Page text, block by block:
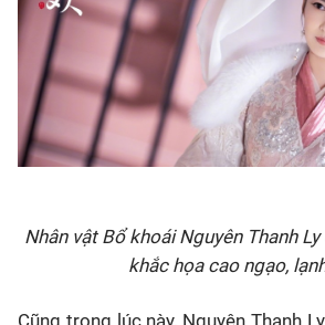
Nhân vật Bổ khoái Nguyên Thanh
khắc họa cao ngạo,
Cũng trong lúc này, Nguyên Thanh